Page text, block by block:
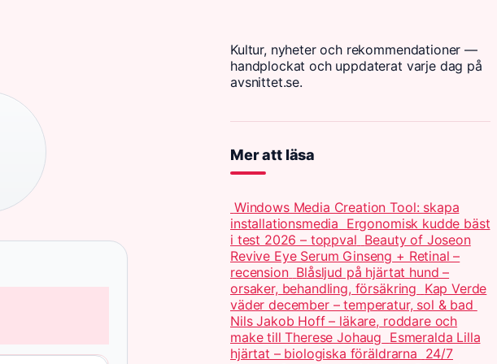
Kultur, nyheter och rekommendationer —
handplockat och uppdaterat varje dag på
avsnittet.se.
Mer att läsa
Windows Media Creation Tool: skapa
installationsmedia Ergonomisk kudde bäst
i test 2026 – toppval Beauty of Joseon
Revive Eye Serum Ginseng + Retinal –
recension Blåsljud på hjärtat hund –
orsaker, behandling, försäkring Kap Verde
väder december – temperatur, sol & bad
Nils Jakob Hoff – läkare, roddare och
make till Therese Johaug Esmeralda Lilla
hjärtat – biologiska föräldrarna 24/7